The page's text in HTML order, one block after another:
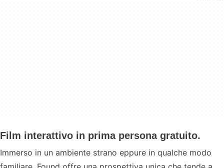
Film interattivo in prima persona gratuito.
Immerso in un ambiente strano eppure in qualche modo